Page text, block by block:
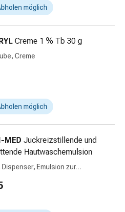
möglich
Creme 1 % Tb 30 g
Creme
möglich
MED Juckreizstillende und
Hautwaschemulsion
Dispenser, Emulsion zur